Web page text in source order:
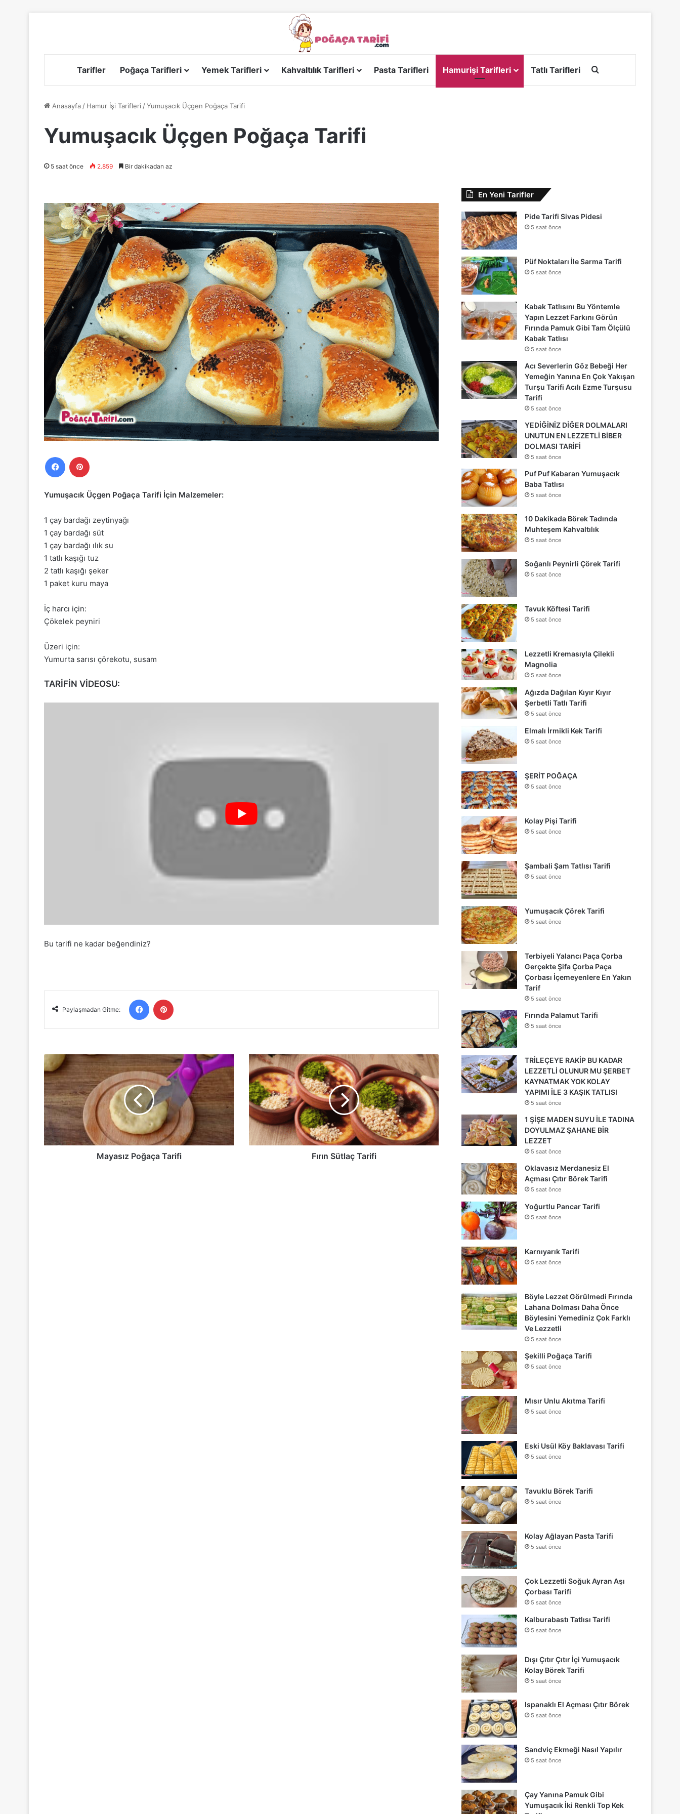
Tarifler Poğaça Tarifleri Yemek Tarifleri Kahvaltılık Tarifleri Pasta Tarifleri Hamurişi Tarifleri Tatlı Tarifleri
Anasayfa / Hamur İşi Tarifleri /Yumuşacık Üçgen Poğaça Tarifi
Yumuşacık Üçgen Poğaça Tarifi
5 saat önce 2.859 Bir dakikadan az
Facebook
Yumuşacık Üçgen Poğaça Tarifi İçin Malzemeler:
1 çay bardağı zeytinyağı
1 çay bardağı süt
1 çay bardağı ılık su
1 tatlı kaşığı tuz
2 tatlı kaşığı şeker
1 paket kuru maya
İç harcı için:
Çökelek peyniri
Üzeri için:
Yumurta sarısı çörekotu, susam
TARİFİN VİDEOSU:
Bu tarifi ne kadar beğendiniz?
Paylaşmadan Gitme:
Facebook
Mayasız
Poğaça
Tarifi
Mayasız Poğaça Tarifi
Fırın
Sütlaç
Tarifi
Fırın Sütlaç Tarifi
En Yeni Tarifler
Pide Tarifi Sivas Pidesi
5 saat önce
Püf Noktaları İle Sarma Tarifi
5 saat önce
Kabak Tatlısını Bu Yöntemle
Yapın Lezzet Farkını Görün
Fırında Pamuk Gibi Tam Ölçülü
Kabak Tatlısı
5 saat önce
Acı Severlerin Göz Bebeği Her
Yemeğin Yanına En Çok Yakışan
Turşu Tarifi Acılı Ezme Turşusu
Tarifi
5 saat önce
YEDİĞİNİZ DİĞER DOLMALARI
UNUTUN EN LEZZETLİ BİBER
DOLMASI TARİFİ
5 saat önce
Puf Puf Kabaran Yumuşacık
Baba Tatlısı
5 saat önce
10 Dakikada Börek Tadında
Muhteşem Kahvaltılık
5 saat önce
Soğanlı Peynirli Çörek Tarifi
5 saat önce
Tavuk Köftesi Tarifi
5 saat önce
Lezzetli Kremasıyla Çilekli
Magnolia
5 saat önce
Ağızda Dağılan Kıyır Kıyır
Şerbetli Tatlı Tarifi
5 saat önce
Elmalı İrmikli Kek Tarifi
5 saat önce
ŞERİT POĞAÇA
5 saat önce
Kolay Pişi Tarifi
5 saat önce
Şambali Şam Tatlısı Tarifi
5 saat önce
Yumuşacık Çörek Tarifi
5 saat önce
Terbiyeli Yalancı Paça Çorba
Gerçekte Şifa Çorba Paça
Çorbası İçemeyenlere En Yakın
Tarif
5 saat önce
Fırında Palamut Tarifi
5 saat önce
TRİLEÇEYE RAKİP BU KADAR
LEZZETLİ OLUNUR MU ŞERBET
KAYNATMAK YOK KOLAY
YAPIMI İLE 3 KAŞIK TATLISI
5 saat önce
1 ŞİŞE MADEN SUYU İLE TADINA
DOYULMAZ ŞAHANE BİR
LEZZET
5 saat önce
Oklavasız Merdanesiz El
Açması Çıtır Börek Tarifi
5 saat önce
Yoğurtlu Pancar Tarifi
5 saat önce
Karnıyarık Tarifi
5 saat önce
Böyle Lezzet Görülmedi Fırında
Lahana Dolması Daha Önce
Böylesini Yemediniz Çok Farklı
Ve Lezzetli
5 saat önce
Şekilli Poğaça Tarifi
5 saat önce
Mısır Unlu Akıtma Tarifi
5 saat önce
Eski Usül Köy Baklavası Tarifi
5 saat önce
Tavuklu Börek Tarifi
5 saat önce
Kolay Ağlayan Pasta Tarifi
5 saat önce
Çok Lezzetli Soğuk Ayran Aşı
Çorbası Tarifi
5 saat önce
Kalburabastı Tatlısı Tarifi
5 saat önce
Dışı Çıtır Çıtır İçi Yumuşacık
Kolay Börek Tarifi
5 saat önce
Ispanaklı El Açması Çıtır Börek
5 saat önce
Sandviç Ekmeği Nasıl Yapılır
5 saat önce
Çay Yanına Pamuk Gibi
Yumuşacık İki Renkli Top Kek